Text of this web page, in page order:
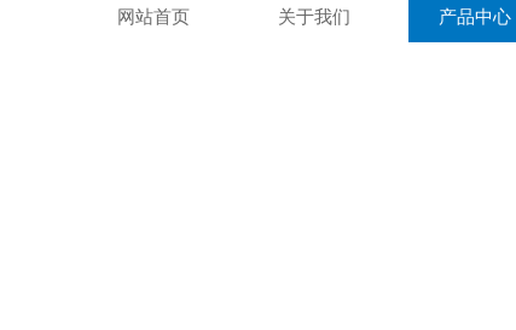
网站首页 关于我们 产品中心